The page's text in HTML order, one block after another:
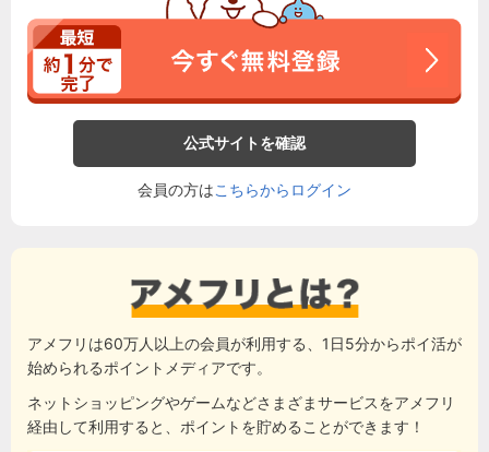
公式サイトを確認
会員の方はこちらからログイン
アメフリは60万人以上の会員が利用する、1日5分からポイ活が
始められるポイントメディアです。
ネットショッピングやゲームなどさまざまサービスをアメフリ
経由して利用すると、ポイントを貯めることができます！